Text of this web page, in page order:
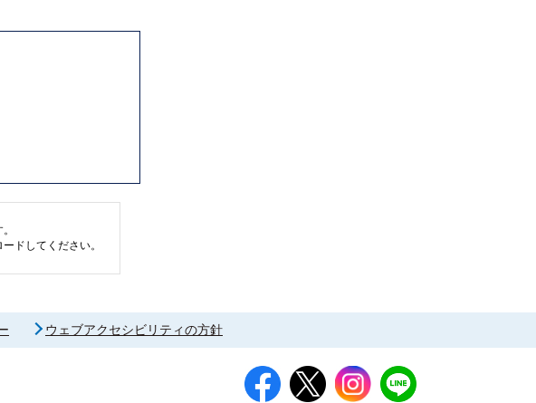
ドしてください。
ウェブアクセシビリティの方針